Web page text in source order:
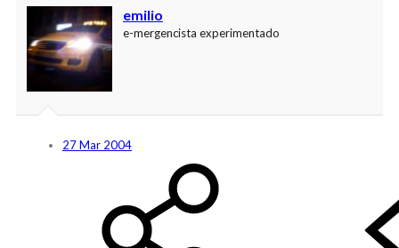
emilio
e-mergencista experimentado
27 Mar 2004